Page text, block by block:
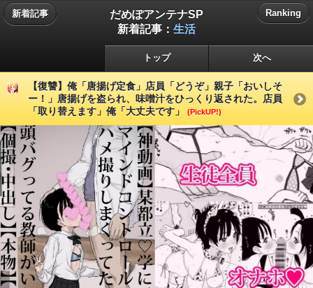
新着記事
だめぽアンテナSP
新着記事： 生活
Ranking
トップ 次へ
【復讐】俺「唐揚げ定食」店員「どうぞ」親子「おいしそ
ー！」唐揚げを盗られ、味噌汁をひっくり返された。店員
「取り替えます」俺「大丈夫です」
(PickUP!)